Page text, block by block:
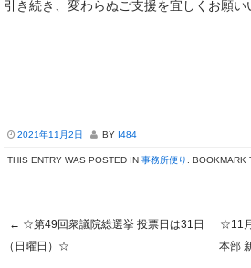
引き続き、変わらぬご支援を宜しくお願い
2021年11月2日 BY I484
THIS ENTRY WAS POSTED IN 事務所便り . BOOKMARK
Post navigation
← ☆第49回衆議院総選挙 投票日は31日
（日曜日）☆
☆11
本部